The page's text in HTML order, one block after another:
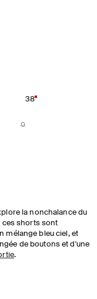
38
la nonchalance du
ces shorts sont
mélange bleu ciel, et
de boutons et d'une
.